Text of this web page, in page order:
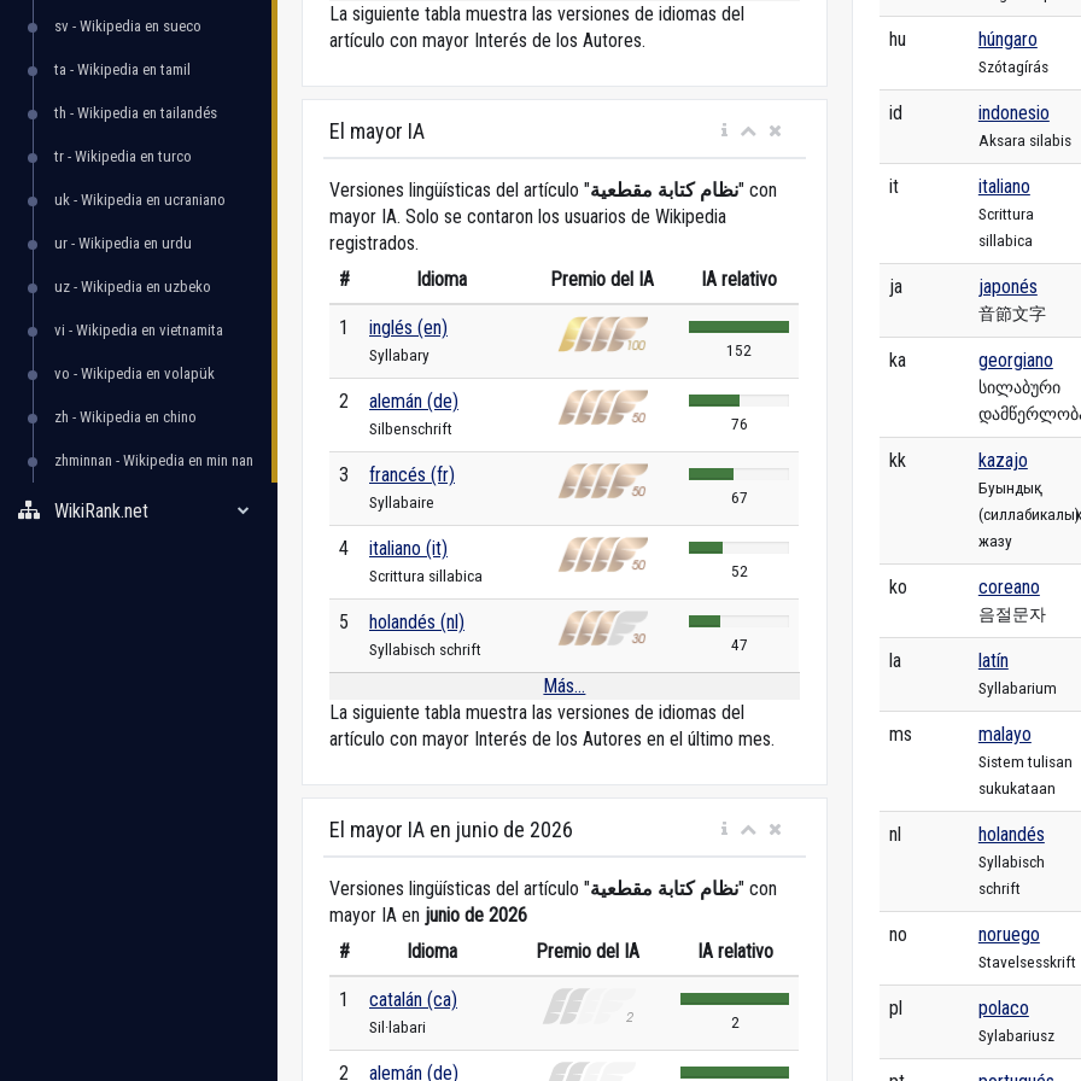
sv - Wikipedia en sueco
ta - Wikipedia en tamil
th - Wikipedia en tailandés
tr - Wikipedia en turco
uk - Wikipedia en ucraniano
ur - Wikipedia en urdu
uz - Wikipedia en uzbeko
vi - Wikipedia en vietnamita
vo - Wikipedia en volapük
zh - Wikipedia en chino
zhminnan - Wikipedia en min nan
WikiRank.net
La siguiente tabla muestra las versiones de idiomas del
artículo con mayor Interés de los Autores.
El mayor IA
Versiones lingüísticas del artículo "نظام كتابة مقطعية" con
mayor IA. Solo se contaron los usuarios de Wikipedia
registrados.
#
Idioma Premio del IA IA relativo
1 inglés (en)
Syllabary 152
2 alemán (de)
Silbenschrift 76
3 francés (fr)
Syllabaire 67
4 italiano (it)
Scrittura sillabica 52
5 holandés (nl)
Syllabisch schrift 47
Más...
La siguiente tabla muestra las versiones de idiomas del
artículo con mayor Interés de los Autores en el último mes.
El mayor IA en junio de 2026
Versiones lingüísticas del artículo "نظام كتابة مقطعية" con
mayor IA en junio de 2026
#
Idioma Premio del IA IA relativo
1 catalán (ca)
Sil·labari 2
2 alemán (de)
hu húngaro
Szótagírás
id indonesio
Aksara silabis
it italiano
Scrittura
sillabica
ja japonés
音節文字
ka georgiano
სილაბური
kk kazajo
Буындық
(силлабикалық)
жазу
ko coreano
음절문자
la latín
Syllabarium
ms malayo
Sistem tulisan
sukukataan
nl holandés
Syllabisch
schrift
no noruego
Stavelsesskrift
pl polaco
Sylabariusz